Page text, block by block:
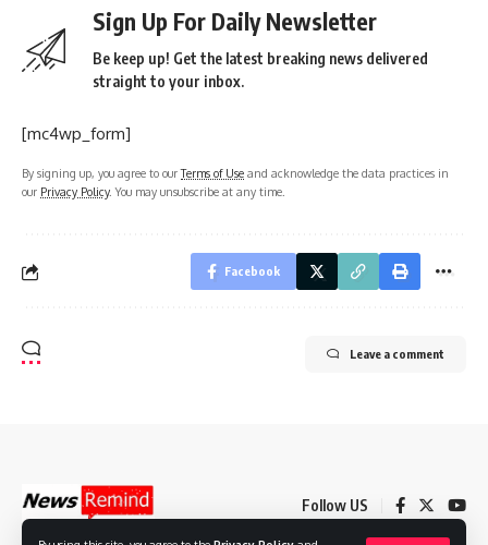
Sign Up For Daily Newsletter
Be keep up! Get the latest breaking news delivered
straight to your inbox.
[mc4wp_form]
By signing up, you agree to ourTerms of Use and acknowledge the data practices in
our Privacy Policy. You may unsubscribe at any time.
Facebook
Leave a comment
Follow US